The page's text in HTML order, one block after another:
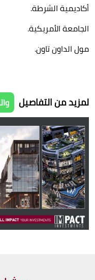
أكاديمية الشرطة.
الجامعة الأمريكية.
مول الداون تاون.
لمزيد من التفاصيل